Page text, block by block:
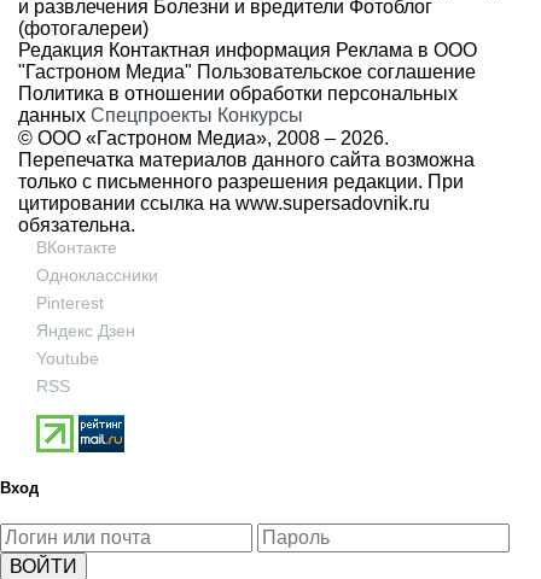
и развлечения Болезни и вредители Фотоблог
(фотогалереи)
Редакция Контактная информация Реклама в ООО
"Гастроном Медиа" Пользовательское соглашение
Политика в отношении обработки персональных
данных Спецпроекты Конкурсы
© ООО «Гастроном Медиа», 2008 – 2026.
Перепечатка материалов данного сайта возможна
только с письменного разрешения редакции. При
цитировании ссылка на www.supersadovnik.ru
обязательна.
ВКонтакте
Одноклассники
Pinterest
Яндекс Дзен
Youtube
RSS
Вход